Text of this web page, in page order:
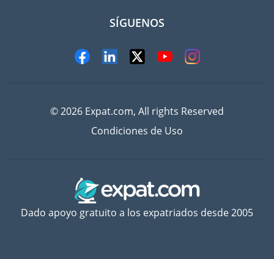
SÍGUENOS
© 2026 Expat.com, All rights Reserved
Condiciones de Uso
Dado apoyo gratuito a los expatriados desde 2005